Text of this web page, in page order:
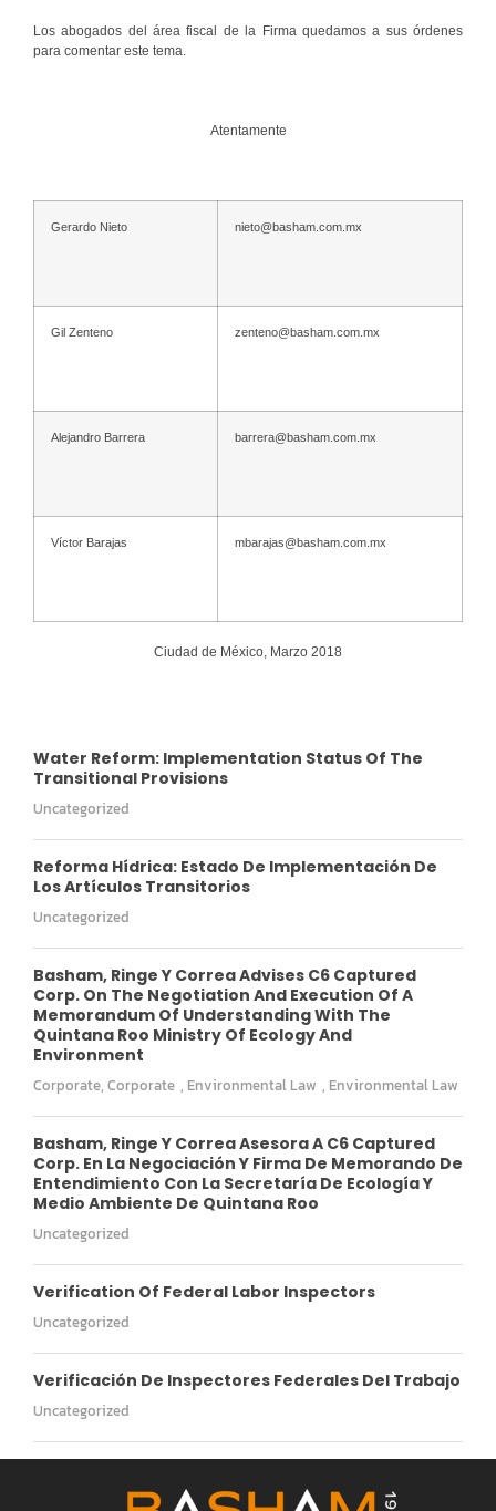
Los abogados del área fiscal de la Firma quedamos a sus órdenes
para comentar este tema.
Atentamente
Gerardo Nieto nieto@basham.com.mx
Gil Zenteno zenteno@basham.com.mx
Alejandro Barrera barrera@basham.com.mx
Víctor Barajas mbarajas@basham.com.mx
Ciudad de México, Marzo 2018
Water Reform: Implementation Status Of The
Transitional Provisions
Uncategorized
Reforma Hídrica: Estado De Implementación De
Los Artículos Transitorios
Uncategorized
Basham, Ringe Y Correa Advises C6 Captured
Corp. On The Negotiation And Execution Of A
Memorandum Of Understanding With The
Quintana Roo Ministry Of Ecology And
Environment
Corporate, Corporate , Environmental Law , Environmental Law
Basham, Ringe Y Correa Asesora A C6 Captured
Corp. En La Negociación Y Firma De Memorando De
Entendimiento Con La Secretaría De Ecología Y
Medio Ambiente De Quintana Roo
Uncategorized
Verification Of Federal Labor Inspectors
Uncategorized
Verificación De Inspectores Federales Del Trabajo
Uncategorized